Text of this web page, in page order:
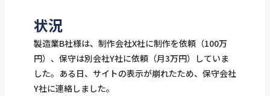
状況
製造業B社様は、制作会社X社に制作を依頼（100万
円）、保守は別会社Y社に依頼（月3万円）していま
した。ある日、サイトの表示が崩れたため、保守会社
Y社に連絡しました。